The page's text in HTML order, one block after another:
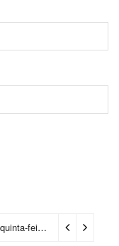
Casa do Benin será reaberta nesta quinta-feira (6) 3 dias ago